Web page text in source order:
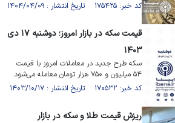
کد خبر: ۱۷۵۴۲۵ تاریخ انتشار : ۱۴۰۴/۰۴/۰۹
قیمت سکه در بازار امروز؛ دوشنبه ۱۷ دی
۱۴۰۳
سکه طرح جدید در معاملات امروز با قیمت
۵۴ میلیون و ۷۵۰ هزار تومان معامله می‌شود.
کد خبر: ۱۷۰۵۳۲ تاریخ انتشار : ۱۴۰۳/۱۰/۱۷
ریزش قیمت طلا و سکه در بازار